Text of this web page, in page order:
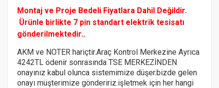
Montaj ve Proje Bedeli Fiyatlara Dahil Değildir.
Ürünle birlikte 7 pin standart elektrik tesisatı
gönderilmektedir..
AKM ve NOTER hariçtir.Araç Kontrol Merkezine Ayrıca
4242TL ödenir sonrasında TSE MERKEZİNDEN
onayınız kabul olunca sistemimize düşer.bizde gelen
onayı müşterimize göndeririz.işletmek için her hangi